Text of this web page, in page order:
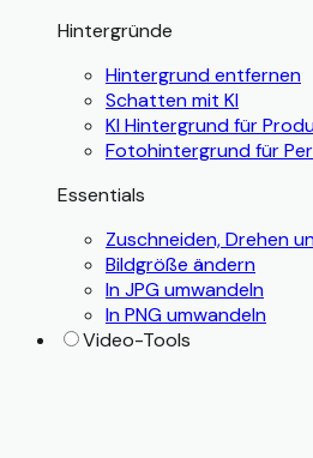
Hintergründe
Hintergrund entfernen
Schatten mit KI
KI Hintergrund für
Fotohintergrund für
Essentials
Zuschneiden, Drehen
Bildgröße ändern
In JPG umwandeln
In PNG umwandeln
Video-Tools